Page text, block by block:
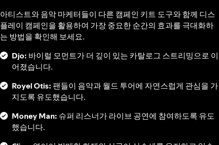
아티스트와 음악 마케터들이 다른 캠페인 키트 도구와 함께 디스
플레이 캠페인을 활용하여 가장 중요한 순간의 효과를 극대화하
는 방법을 확인해 보세요.
Djo: 바이럴 모먼트가 더 깊이 있는 카탈로그 스트리밍으로 이
어졌습니다.
Royel Otis: 팬들이 음악과 월드 투어에 자연스럽게 관심을 가
지도록 유도했습니다.
Money Man: 슈퍼 리스너가 라이브 공연에 참여하도록 유도
했습니다.